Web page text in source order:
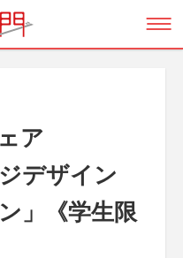
ア
デザイン
」《学生限